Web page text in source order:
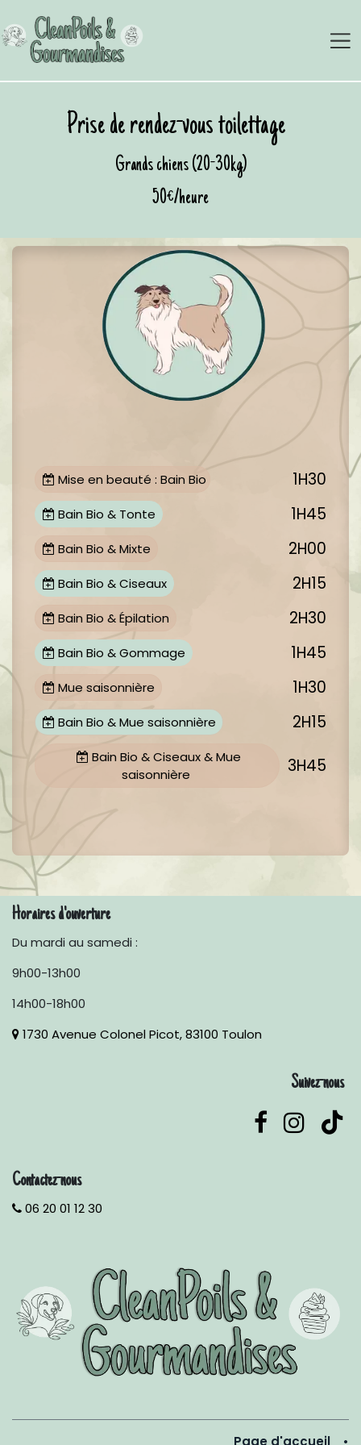
Prise de rendez-vous toilettage
Grands chiens (20-30kg)
50€/heure
Mise en beauté : Bain Bio 1H30
Bain Bio & Tonte 1H45
Bain Bio & Mixte 2H00
Bain Bio & Ciseaux 2H15
Bain Bio & Épilation 2H30
Bain Bio & Gommage 1H45
Mue saisonnière 1H30
Bain Bio & Mue saisonnière 2H15
Bain Bio & Ciseaux & Mue
saisonnière
3H45
Horaires d'ouverture
Du mardi au samedi :
9h00-13h00
14h00-18h00
1730 Avenue Colonel Picot, 83100 Toulon
Suivez-nous
Contactez-nous
06 20 01 12 30
Page d'accueil •